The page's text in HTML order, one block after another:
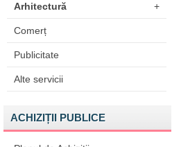
Arhitectură +
Comerț
Publicitate
Alte servicii
ACHIZIȚII PUBLICE